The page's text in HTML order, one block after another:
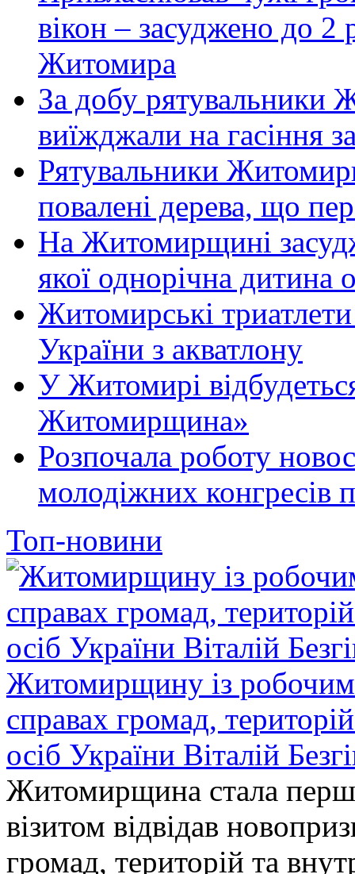
вікон – засуджено до 2
Житомира
За добу рятувальники
виїжджали на гасіння
Рятувальники
повалені дерева, що
На Житомирщині
якої однорічна
Житомирські триатлети
України з акватлону
У Житомирі
Житомирщина»
Розпочала роботу
молодіжних конгресів
Топ-новини
Житомирщину із робочим
справах громад,
осіб України Віталій
Житомирщина стала
візитом відвідав
громад, територій та